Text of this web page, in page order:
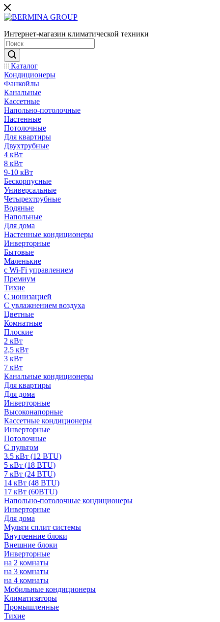
Интернет-магазин климатической техники
Каталог
Кондиционеры
Фанкойлы
Канальные
Кассетные
Напольно-потолочные
Настенные
Потолочные
Для квартиры
Двухтрубные
4 кВт
8 кВт
9-10 кВт
Бескорпусные
Универсальные
Четырехтрубные
Водяные
Напольные
Для дома
Настенные кондиционеры
Инверторные
Бытовые
Маленькие
с Wi-Fi управлением
Премиум
Тихие
С ионизацией
С увлажнением воздуха
Цветные
Комнатные
Плоские
2 кВт
2,5 кВт
3 кВт
7 кВт
Канальные кондиционеры
Для квартиры
Для дома
Инверторные
Высоконапорные
Кассетные кондиционеры
Инверторные
Потолочные
С пультом
3.5 кВт (12 BTU)
5 кВт (18 BTU)
7 кВт (24 BTU)
14 кВт (48 BTU)
17 кВт (60BTU)
Напольно-потолочные кондиционеры
Инверторные
Для дома
Мульти сплит системы
Внутренние блоки
Внешние блоки
Инверторные
на 2 комнаты
на 3 комнаты
на 4 комнаты
Мобильные кондиционеры
Климатизаторы
Промышленные
Тихие